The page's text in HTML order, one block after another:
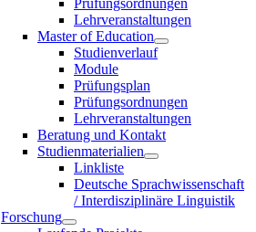
Lehrveranstaltungen
Master of Education
Studienverlauf
Module
Prüfungsplan
Prüfungsordnungen
Lehrveranstaltungen
Beratung und Kontakt
Studienmaterialien
Linkliste
Deutsche Sprachwissenschaft
/ Interdisziplinäre Linguistik
Forschung